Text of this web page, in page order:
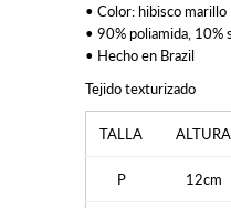
• Color: hibisco marillo
• 90% poliamida, 10%
• Hecho en Brazil
Tejido texturizado
TALLA ALTURA
P 12cm